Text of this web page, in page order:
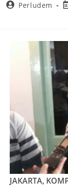
Perludem
JAKARTA,